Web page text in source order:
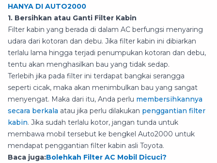
HANYA DI AUTO2000
1. Bersihkan atau Ganti Filter Kabin
Filter kabin yang berada di dalam AC berfungsi menyaring
udara dari kotoran dan debu. Jika filter kabin ini dibiarkan
terlalu lama hingga terjadi penumpukan kotoran dan debu,
tentu akan menghasilkan bau yang tidak sedap.
Terlebih jika pada filter ini terdapat bangkai serangga
seperti cicak, maka akan menimbulkan bau yang sangat
menyengat. Maka dari itu, Anda perlu membersihkannya
secara berkala atau jika perlu dilakukan penggantian filter
kabin. Jika sudah terlalu kotor, jangan tunda untuk
membawa mobil tersebut ke bengkel Auto2000 untuk
mendapat penggantian filter kabin asli Toyota.
Baca juga:Bolehkah Filter AC Mobil Dicuci?